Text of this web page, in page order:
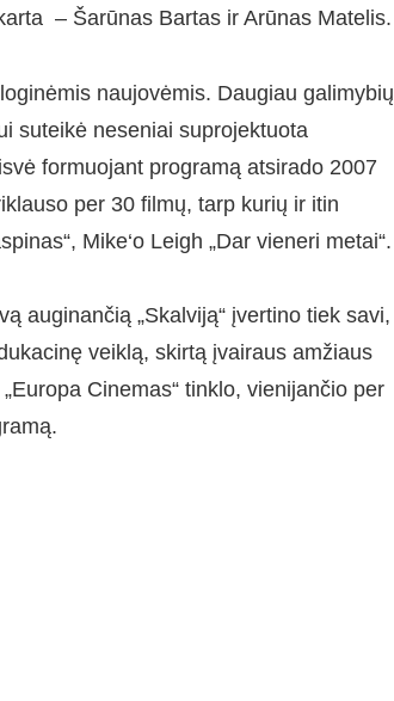
– Šarūnas Bartas ir Arūnas Matelis.
naujovėmis. Daugiau galimybių
suteikė neseniai suprojektuota
formuojant programą atsirado 2007
per 30 filmų, tarp kurių ir itin
Mike‘o Leigh „Dar vieneri metai“.
auginančią „Skalviją“ įvertino tiek savi,
veiklą, skirtą įvairaus amžiaus
Cinemas“ tinklo, vienijančio per